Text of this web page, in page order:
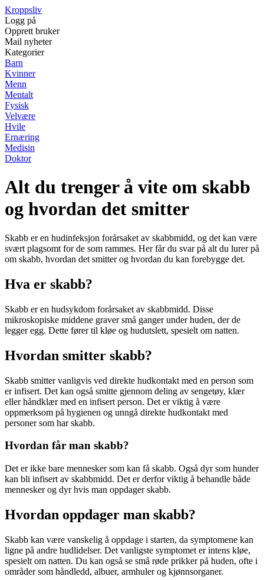
Kroppsliv
Logg på
Opprett bruker
Mail nyheter
Kategorier
Barn
Kvinner
Menn
Mentalt
Fysisk
Velvære
Hvile
Ernæring
Medisin
Doktor
Alt du trenger å vite om skabb
og hvordan det smitter
Skabb er en hudinfeksjon forårsaket av skabbmidd, og det kan være
svært plagsomt for de som rammes. Her får du svar på alt du lurer på
om skabb, hvordan det smitter og hvordan du kan forebygge det.
Hva er skabb?
Skabb er en hudsykdom forårsaket av skabbmidd. Disse
mikroskopiske middene graver små ganger under huden, der de
legger egg. Dette fører til kløe og hudutslett, spesielt om natten.
Hvordan smitter skabb?
Skabb smitter vanligvis ved direkte hudkontakt med en person som
er infisert. Det kan også smitte gjennom deling av sengetøy, klær
eller håndklær med en infisert person. Det er viktig å være
oppmerksom på hygienen og unngå direkte hudkontakt med
personer som har skabb.
Hvordan får man skabb?
Det er ikke bare mennesker som kan få skabb. Også dyr som hunder
kan bli infisert av skabbmidd. Det er derfor viktig å behandle både
mennesker og dyr hvis man oppdager skabb.
Hvordan oppdager man skabb?
Skabb kan være vanskelig å oppdage i starten, da symptomene kan
ligne på andre hudlidelser. Det vanligste symptomet er intens kløe,
spesielt om natten. Du kan også se små røde prikker på huden, ofte i
områder som håndledd, albuer, armhuler og kjønnsorganer.